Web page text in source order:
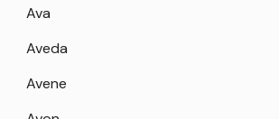
Ava
Aveda
Avene